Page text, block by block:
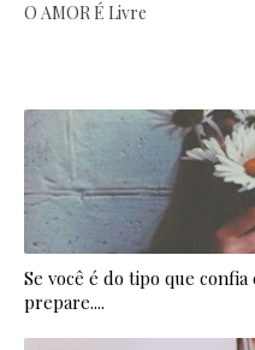
O AMOR É Livre
Se você é do tipo que
prepare....